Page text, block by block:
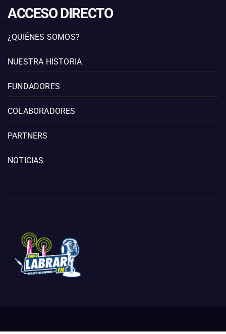
ACCESO DIRECTO
¿QUIÉNES SOMOS?
NUESTRA HISTORIA
FUNDADORES
COLABORADORES
PARTNERS
NOTICIAS